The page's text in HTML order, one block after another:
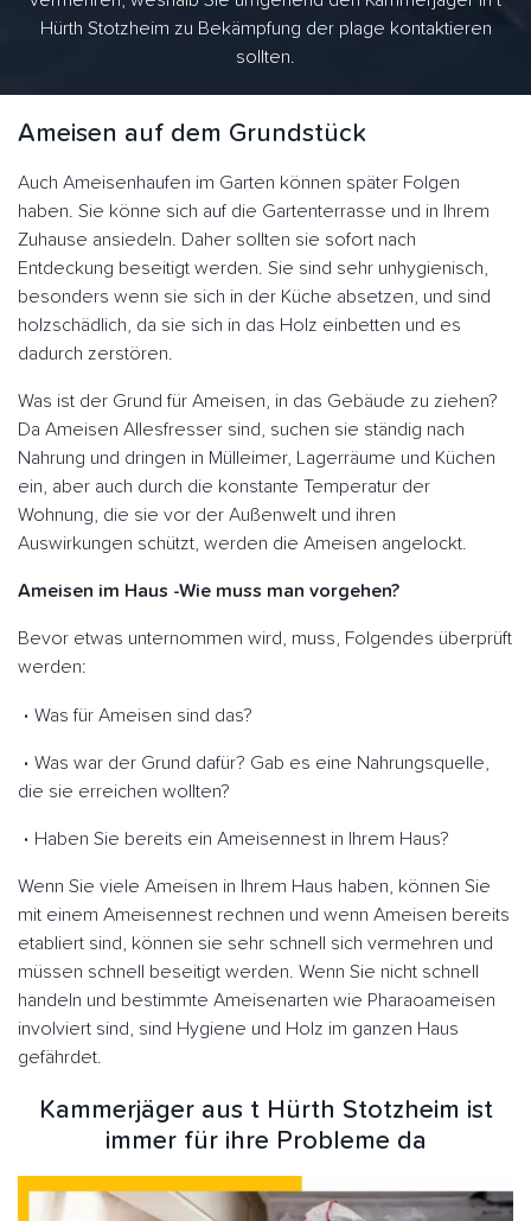
Hürth Stotzheim zu Bekämpfung der plage kontaktieren
sollten.
Ameisen auf dem Grundstück
Auch Ameisenhaufen im Garten können später Folgen
haben. Sie könne sich auf die Gartenterrasse und in Ihrem
Zuhause ansiedeln. Daher sollten sie sofort nach
Entdeckung beseitigt werden. Sie sind sehr unhygienisch,
besonders wenn sie sich in der Küche absetzen, und sind
holzschädlich, da sie sich in das Holz einbetten und es
dadurch zerstören.
Was ist der Grund für Ameisen, in das Gebäude zu ziehen?
Da Ameisen Allesfresser sind, suchen sie ständig nach
Nahrung und dringen in Mülleimer, Lagerräume und Küchen
ein, aber auch durch die konstante Temperatur der
Wohnung, die sie vor der Außenwelt und ihren
Auswirkungen schützt, werden die Ameisen angelockt.
Ameisen im Haus -Wie muss man vorgehen?
Bevor etwas unternommen wird, muss, Folgendes überprüft
werden:
Was für Ameisen sind das?
Was war der Grund dafür? Gab es eine Nahrungsquelle,
die sie erreichen wollten?
Haben Sie bereits ein Ameisennest in Ihrem Haus?
Wenn Sie viele Ameisen in Ihrem Haus haben, können Sie
mit einem Ameisennest rechnen und wenn Ameisen bereits
etabliert sind, können sie sehr schnell sich vermehren und
müssen schnell beseitigt werden. Wenn Sie nicht schnell
handeln und bestimmte Ameisenarten wie Pharaoameisen
involviert sind, sind Hygiene und Holz im ganzen Haus
gefährdet.
Kammerjäger aus t Hürth Stotzheim ist
immer für ihre Probleme da